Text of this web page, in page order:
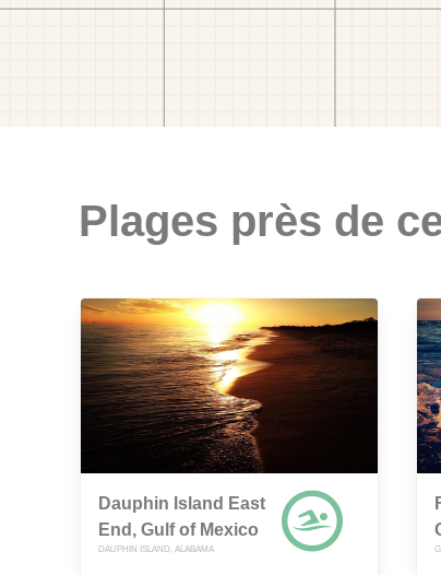
Plages près de
Dauphin Island East
End, Gulf of Mexico
DAUPHIN ISLAND, ALABAMA